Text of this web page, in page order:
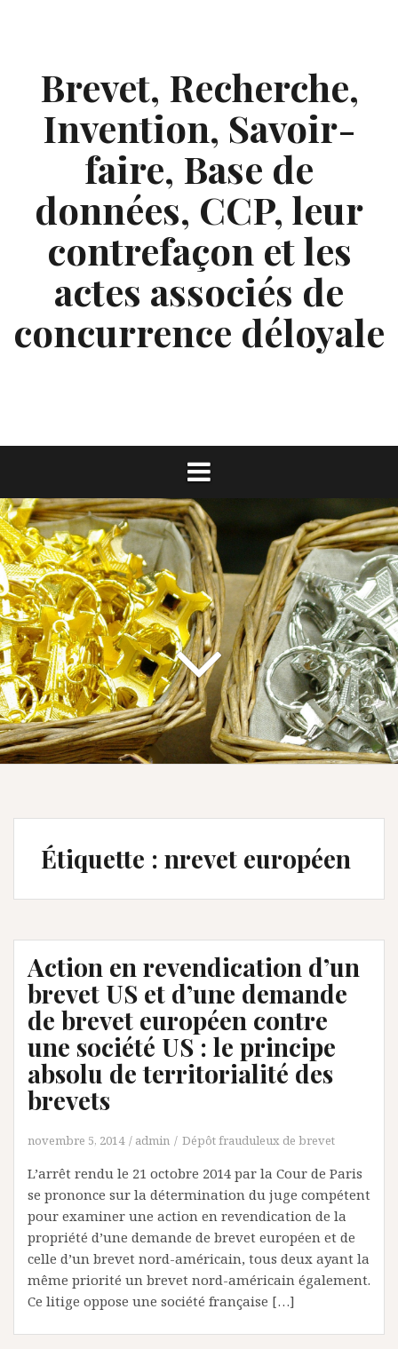
Brevet, Recherche,
Invention, Savoir-
faire, Base de
données, CCP, leur
contrefaçon et les
actes associés de
concurrence déloyale
Étiquette : nrevet européen
Action en revendication d’un
brevet US et d’une demande
de brevet européen contre
une société US : le principe
absolu de territorialité des
brevets
novembre 5, 2014 admin Dépôt frauduleux de brevet
L’arrêt rendu le 21 octobre 2014 par la Cour de Paris
se prononce sur la détermination du juge compétent
pour examiner une action en revendication de la
propriété d’une demande de brevet européen et de
celle d’un brevet nord-américain, tous deux ayant la
même priorité un brevet nord-américain également.
Ce litige oppose une société française […]